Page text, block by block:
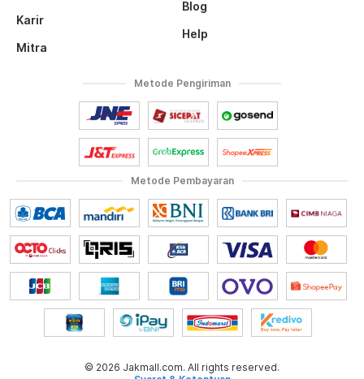
Karir
Mitra
Blog
Help
Metode Pembayaran
Metode Pengiriman
© 2026 Jakmall.com. All rights reserved.